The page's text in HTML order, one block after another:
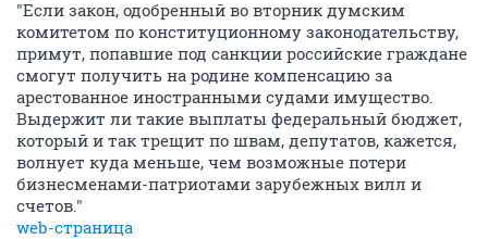
"Если закон, одобренный во вторник думским
комитетом по конституционному законодательству,
примут, попавшие под санкции российские граждане
смогут получить на родине компенсацию за
арестованное иностранными судами имущество.
Выдержит ли такие выплаты федеральный бюджет,
который и так трещит по швам, депутатов, кажется,
волнует куда меньше, чем возможные потери
бизнесменами-патриотами зарубежных вилл и
счетов."
web-страница